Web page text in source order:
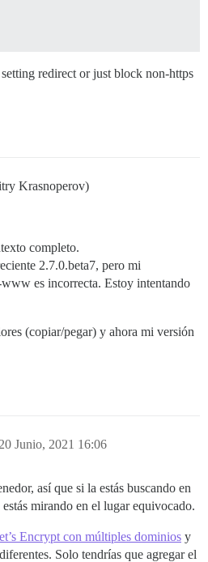
redirect or just block non-https
Krasnoperov)
completo.
2.7.0.beta7, pero mi
es incorrecta. Estoy intentando
(copiar/pegar) y ahora mi versión
20 Junio, 2021 16:06
así que si la estás buscando en
mirando en el lugar equivocado.
Encrypt con múltiples dominios y
Solo tendrías que agregar el